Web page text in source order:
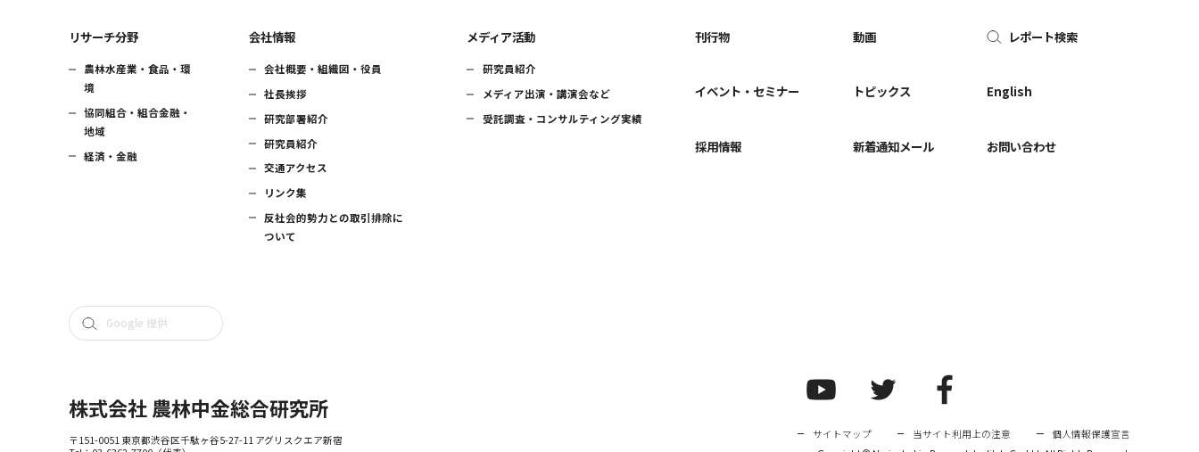
リサーチ分野
農林水産業・食品・環
境
協同組合・組合金融・
地域
経済・金融
会社情報
会社概要・組織図・役員
社長挨拶
研究部署紹介
研究員紹介
交通アクセス
リンク集
反社会的勢力との取引排除に
ついて
メディア活動
研究員紹介
メディア出演・講演会など
受託調査・コンサルティング実績
刊行物
イベント・セミナー
採用情報
動画
トピックス
新着通知メール
レポート検索
English
お問い合わせ
株式会社 農林中金総合研究所
〒151-0051 東京都渋谷区千駄ヶ谷5-27-11 アグリスクエア新宿
サイトマップ 当サイト利用上の注意 個人情報保護宣言